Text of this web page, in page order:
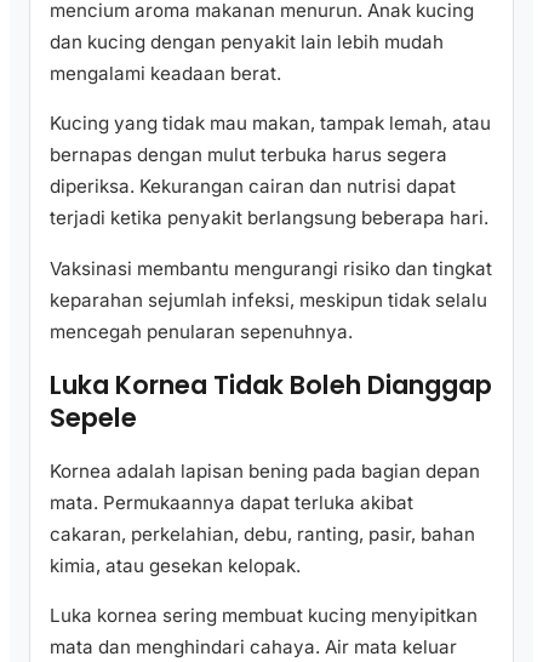
mencium aroma makanan menurun. Anak kucing
dan kucing dengan penyakit lain lebih mudah
mengalami keadaan berat.
Kucing yang tidak mau makan, tampak lemah, atau
bernapas dengan mulut terbuka harus segera
diperiksa. Kekurangan cairan dan nutrisi dapat
terjadi ketika penyakit berlangsung beberapa hari.
Vaksinasi membantu mengurangi risiko dan tingkat
keparahan sejumlah infeksi, meskipun tidak selalu
mencegah penularan sepenuhnya.
Luka Kornea Tidak Boleh Dianggap
Sepele
Kornea adalah lapisan bening pada bagian depan
mata. Permukaannya dapat terluka akibat
cakaran, perkelahian, debu, ranting, pasir, bahan
kimia, atau gesekan kelopak.
Luka kornea sering membuat kucing menyipitkan
mata dan menghindari cahaya. Air mata keluar